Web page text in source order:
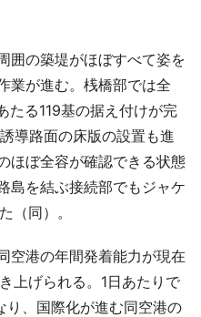
囲の築堤がほぼすべて姿を
業が進む。桟橋部では全
たる119基の据え付けが完
導路面の床版の設置も進
ほぼ全容が確認できる状態
島を結ぶ接続部でもジャケ
（同）。
空港の年間発着能力が現在
上げられる。1日あたりで
り、国際化が進む同空港の